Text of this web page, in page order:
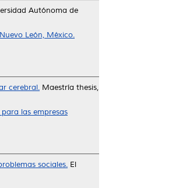
Autónoma de
León, México.
cerebral. Maestría thesis,
las empresas
sociales. El